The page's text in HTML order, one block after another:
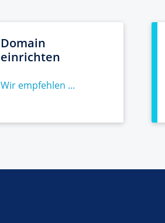
Domain
einrichten
Wir empfehlen ...